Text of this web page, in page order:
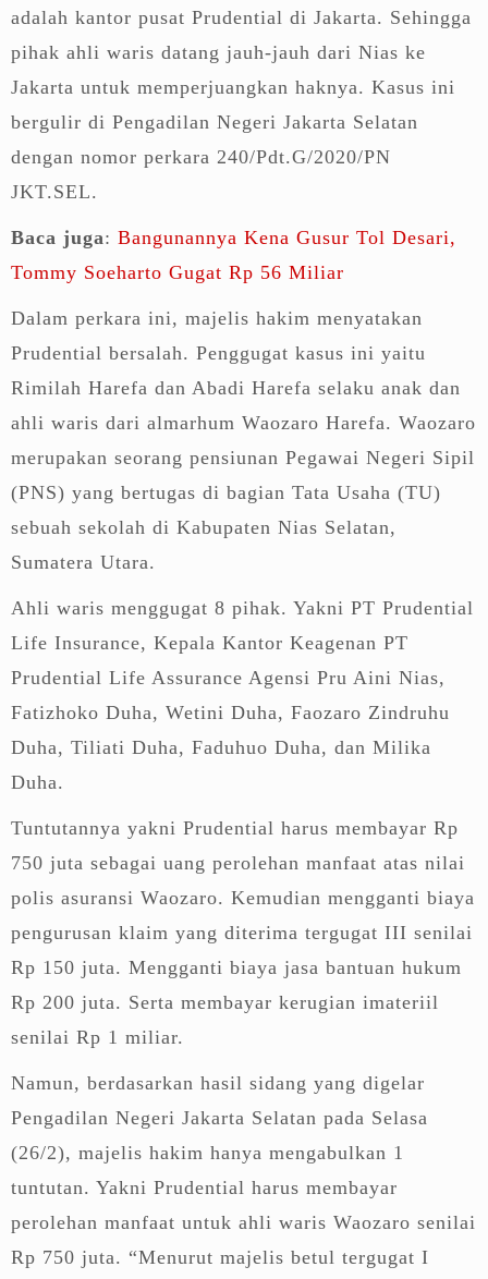
adalah kantor pusat Prudential di Jakarta. Sehingga
pihak ahli waris datang jauh-jauh dari Nias ke
Jakarta untuk memperjuangkan haknya. Kasus ini
bergulir di Pengadilan Negeri Jakarta Selatan
dengan nomor perkara 240/Pdt.G/2020/PN
JKT.SEL.
Baca juga: Bangunannya Kena Gusur Tol Desari,
Tommy Soeharto Gugat Rp 56 Miliar
Dalam perkara ini, majelis hakim menyatakan
Prudential bersalah. Penggugat kasus ini yaitu
Rimilah Harefa dan Abadi Harefa selaku anak dan
ahli waris dari almarhum Waozaro Harefa. Waozaro
merupakan seorang pensiunan Pegawai Negeri Sipil
(PNS) yang bertugas di bagian Tata Usaha (TU)
sebuah sekolah di Kabupaten Nias Selatan,
Sumatera Utara.
Ahli waris menggugat 8 pihak. Yakni PT Prudential
Life Insurance, Kepala Kantor Keagenan PT
Prudential Life Assurance Agensi Pru Aini Nias,
Fatizhoko Duha, Wetini Duha, Faozaro Zindruhu
Duha, Tiliati Duha, Faduhuo Duha, dan Milika
Duha.
Tuntutannya yakni Prudential harus membayar Rp
750 juta sebagai uang perolehan manfaat atas nilai
polis asuransi Waozaro. Kemudian mengganti biaya
pengurusan klaim yang diterima tergugat III senilai
Rp 150 juta. Mengganti biaya jasa bantuan hukum
Rp 200 juta. Serta membayar kerugian imateriil
senilai Rp 1 miliar.
Namun, berdasarkan hasil sidang yang digelar
Pengadilan Negeri Jakarta Selatan pada Selasa
(26/2), majelis hakim hanya mengabulkan 1
tuntutan. Yakni Prudential harus membayar
perolehan manfaat untuk ahli waris Waozaro senilai
Rp 750 juta. “Menurut majelis betul tergugat I